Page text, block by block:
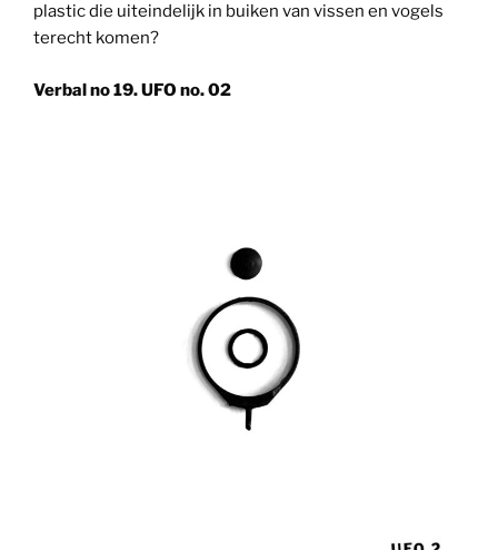
plastic die uiteindelijk in buiken van vissen en vogels
terecht komen?
Verbal no 19. UFO no. 02